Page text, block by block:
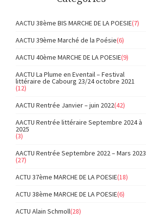
AACTU 38ème BIS MARCHE DE LA POESIE(7)
AACTU 39ème Marché de la Poésie(6)
AACTU 40ème MARCHE DE LA POESIE(9)
AACTU La Plume en Eventail – Festival
littéraire de Cabourg 23/24 octobre 2021
(12)
AACTU Rentrée Janvier – juin 2022(42)
AACTU Rentrée littéraire Septembre 2024 à
2025
(3)
AACTU Rentrée Septembre 2022 – Mars 2023
(27)
ACTU 37ème MARCHE DE LA POESIE(18)
ACTU 38ème MARCHE DE LA POESIE(6)
ACTU Alain Schmoll(28)